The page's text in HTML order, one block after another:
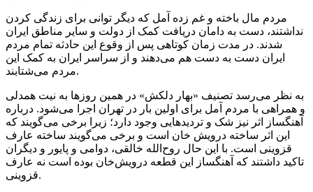
مردم مال باخته و غم زده آمل که دیگر توانی برای زندگی کردن
نداشتند، دست به دامان دریافت کمک از دولت و سایر مناطق ایران
شدند. در مدت زمان کوتاهی پس از وقوع این حادثه تمام مردم
ایران دست به دست هم می‌دهند و از سراسر ایران به کمک این
مردم می‌شتابند.
به نظر می‌رسد تصنیف «بهار دلکش» در همین روزها به نیت همدلی
و همراهی با مردم آمل برای اولین بار در تهران اجرا می‌شود. درباره
آهنگساز اثر نیز شک و تردیدهایی وجود دارد؛ زیرا برخی می‌گویند که
این اثر ساخته درویش خان است و برخی می‌گویند ساخته عارف
قزوینی است. با این حال روح‌الله خالقی، دوامی و پایور و دیگران
تاکید داشتند که آهنگساز این قطعه درویش‌خان بوده است نه عارف
قزوینی.